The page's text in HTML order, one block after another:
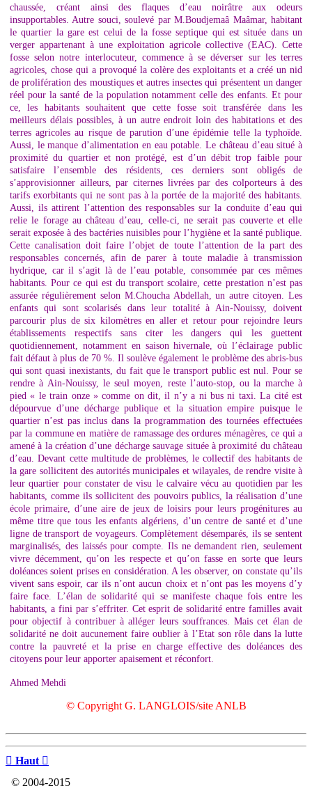
chaussée, créant ainsi des flaques d’eau noirâtre aux odeurs
insupportables. Autre souci, soulevé par M.Boudjemaâ Maâmar, habitant
le quartier la gare est celui de la fosse septique qui est située dans un
verger appartenant à une exploitation agricole collective (EAC). Cette
fosse selon notre interlocuteur, commence à se déverser sur les terres
agricoles, chose qui a provoqué la colère des exploitants et a créé un nid
de prolifération des moustiques et autres insectes qui présentent un danger
réel pour la santé de la population notamment celle des enfants. Et pour
ce, les habitants souhaitent que cette fosse soit transférée dans les
meilleurs délais possibles, à un autre endroit loin des habitations et des
terres agricoles au risque de parution d’une épidémie telle la typhoïde.
Aussi, le manque d’alimentation en eau potable. Le château d’eau situé à
proximité du quartier et non protégé, est d’un débit trop faible pour
satisfaire l’ensemble des résidents, ces derniers sont obligés de
s’approvisionner ailleurs, par citernes livrées par des colporteurs à des
tarifs exorbitants qui ne sont pas à la portée de la majorité des habitants.
Aussi, ils attirent l’attention des responsables sur la conduite d’eau qui
relie le forage au château d’eau, celle-ci, ne serait pas couverte et elle
serait exposée à des bactéries nuisibles pour l’hygiène et la santé publique.
Cette canalisation doit faire l’objet de toute l’attention de la part des
responsables concernés, afin de parer à toute maladie à transmission
hydrique, car il s’agit là de l’eau potable, consommée par ces mêmes
habitants. Pour ce qui est du transport scolaire, cette prestation n’est pas
assurée régulièrement selon M.Choucha Abdellah, un autre citoyen. Les
enfants qui sont scolarisés dans leur totalité à Ain-Nouissy, doivent
parcourir plus de six kilomètres en aller et retour pour rejoindre leurs
établissements respectifs sans citer les dangers qui les guettent
quotidiennement, notamment en saison hivernale, où l’éclairage public
fait défaut à plus de 70 %. Il soulève également le problème des abris-bus
qui sont quasi inexistants, du fait que le transport public est nul. Pour se
rendre à Ain-Nouissy, le seul moyen, reste l’auto-stop, ou la marche à
pied « le train onze » comme on dit, il n’y a ni bus ni taxi. La cité est
dépourvue d’une décharge publique et la situation empire puisque le
quartier n’est pas inclus dans la programmation des tournées effectuées
par la commune en matière de ramassage des ordures ménagères, ce qui a
amené à la création d’une décharge sauvage située à proximité du château
d’eau. Devant cette multitude de problèmes, le collectif des habitants de
la gare sollicitent des autorités municipales et wilayales, de rendre visite à
leur quartier pour constater de visu le calvaire vécu au quotidien par les
habitants, comme ils sollicitent des pouvoirs publics, la réalisation d’une
école primaire, d’une aire de jeux de loisirs pour leurs progénitures au
même titre que tous les enfants algériens, d’un centre de santé et d’une
ligne de transport de voyageurs. Complètement désemparés, ils se sentent
marginalisés, des laissés pour compte. Ils ne demandent rien, seulement
vivre décemment, qu’on les respecte et qu’on fasse en sorte que leurs
doléances soient prises en considération. A les observer, on constate qu’ils
vivent sans espoir, car ils n’ont aucun choix et n’ont pas les moyens d’y
faire face. L’élan de solidarité qui se manifeste chaque fois entre les
habitants, a fini par s’effriter. Cet esprit de solidarité entre familles avait
pour objectif à contribuer à alléger leurs souffrances. Mais cet élan de
solidarité ne doit aucunement faire oublier à l’Etat son rôle dans la lutte
contre la pauvreté et la prise en charge effective des doléances des
citoyens pour leur apporter apaisement et réconfort.
Ahmed Mehdi
© Copyright G. LANGLOIS/site ANLB
 Haut 
© 2004-2015